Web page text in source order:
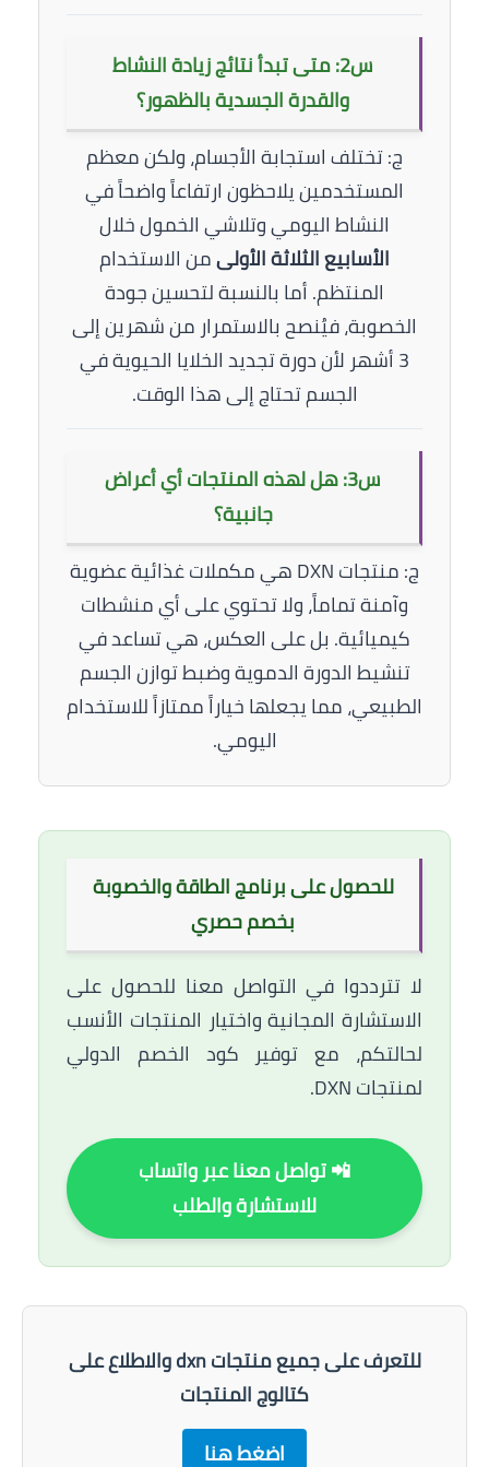
س2: متى تبدأ نتائج زيادة النشاط
والقدرة الجسدية بالظهور؟
ج: تختلف استجابة الأجسام، ولكن معظم
المستخدمين يلاحظون ارتفاعاً واضحاً في
النشاط اليومي وتلاشي الخمول خلال
الأسابيع الثلاثة الأولىمن الاستخدام
المنتظم. أما بالنسبة لتحسين جودة
الخصوبة، فيُنصح بالاستمرار من شهرين إلى
3 أشهر لأن دورة تجديد الخلايا الحيوية في
الجسم تحتاج إلى هذا الوقت.
س3: هل لهذه المنتجات أي أعراض
جانبية؟
ج: منتجات DXN هي مكملات غذائية عضوية
وآمنة تماماً، ولا تحتوي على أي منشطات
كيميائية. بل على العكس، هي تساعد في
تنشيط الدورة الدموية وضبط توازن الجسم
الطبيعي، مما يجعلها خياراً ممتازاً للاستخدام
اليومي.
للحصول على برنامج الطاقة والخصوبة
بخصم حصري
لا تترددوا في التواصل معنا للحصول على
الاستشارة المجانية واختيار المنتجات الأنسب
لحالتكم، مع توفير كود الخصم الدولي
لمنتجات DXN.
📲 تواصل معنا عبر واتساب
للاستشارة والطلب
للتعرف على جميع منتجات dxn والاطلاع على
كتالوج المنتجات
اضغط هنا